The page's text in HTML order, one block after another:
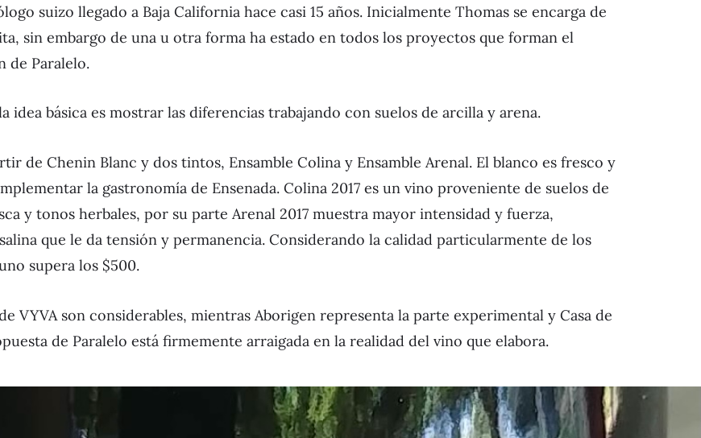
suizo llegado a Baja California hace casi 15 años. Inicialmente Thomas se encarga de
sin embargo de una u otra forma ha estado en todos los proyectos que forman el
de Paralelo.
idea básica es mostrar las diferencias trabajando con suelos de arcilla y arena.
de Chenin Blanc y dos tintos, Ensamble Colina y Ensamble Arenal. El blanco es fresco y
la gastronomía de Ensenada. Colina 2017 es un vino proveniente de suelos de
y tonos herbales, por su parte Arenal 2017 muestra mayor intensidad y fuerza,
que le da tensión y permanencia. Considerando la calidad particularmente de los
supera los $500.
VYVA son considerables, mientras Aborigen representa la parte experimental y Casa de
de Paralelo está firmemente arraigada en la realidad del vino que elabora.